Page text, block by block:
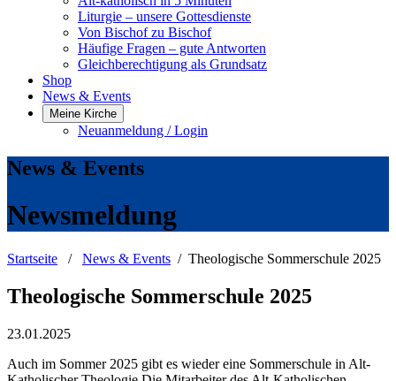
Liturgie – unsere Gottesdienste
Von Bischof zu Bischof
Häufige Fragen – gute Antworten
Gleichberechtigung als Grundsatz
Shop
News & Events
Meine Kirche
Neuanmeldung / Login
News & Events
Newsmeldung
Startseite / News & Events / Theologische Sommerschule 2025
Theologische Sommerschule 2025
23.01.2025
Auch im Sommer 2025 gibt es wieder eine Sommerschule in Alt-